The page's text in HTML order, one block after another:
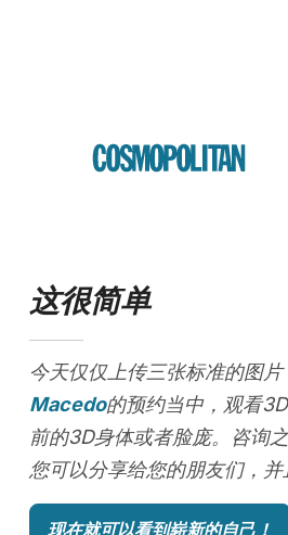
这很简单
今天仅仅上传三张标准的图
Macedo的预约当中，观看
前的3D身体或者脸庞。咨询
您可以分享给您的朋友们，并
现在就可以看到崭新的自己！